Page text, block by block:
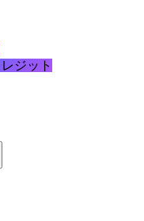
レジット